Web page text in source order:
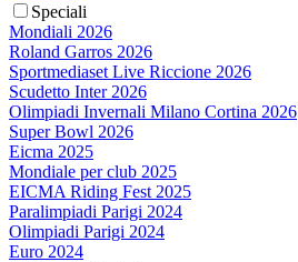
Speciali
Mondiali 2026
Roland Garros 2026
Sportmediaset Live Riccione 2026
Scudetto Inter 2026
Olimpiadi Invernali Milano Cortina 2026
Super Bowl 2026
Eicma 2025
Mondiale per club 2025
EICMA Riding Fest 2025
Paralimpiadi Parigi 2024
Olimpiadi Parigi 2024
Euro 2024